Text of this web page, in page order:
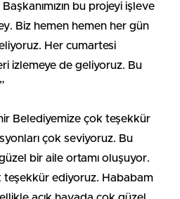
bu projeyi işleve
Biz hemen hemen her gün
Her cumartesi
izlemeye de geliyoruz. Bu
Belediyemize çok teşekkür
çok seviyoruz. Bu
bir aile ortamı oluşuyor.
teşekkür ediyoruz. Hababam